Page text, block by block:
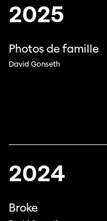
2025
Photos de famille
David Gonseth
2024
Broke